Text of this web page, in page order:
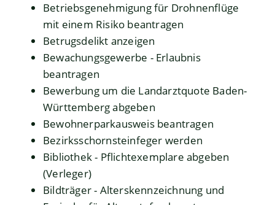
Betriebsgenehmigung für Drohnenflüge
mit einem Risiko beantragen
Betrugsdelikt anzeigen
Bewachungsgewerbe - Erlaubnis
beantragen
Bewerbung um die Landarztquote Baden-
Württemberg abgeben
Bewohnerparkausweis beantragen
Bezirksschornsteinfeger werden
Bibliothek - Pflichtexemplare abgeben
(Verleger)
Bildträger - Alterskennzeichnung und